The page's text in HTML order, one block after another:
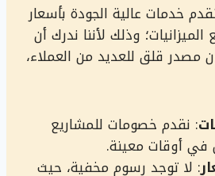
خدمات عالية الجودة بأسعار
وذلك لأننا ندرك أن
مصدر قلق للعديد من العملاء،
: نقدم خصومات للمشاريع
في أوقات معينة.
: لا توجد رسوم مخفية، حيث